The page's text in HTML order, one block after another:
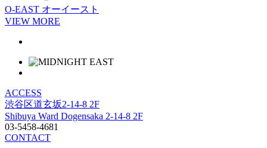
O-EAST オーイースト
VIEW MORE
ACCESS
渋谷区道玄坂2-14-8 2F
Shibuya Ward Dogensaka 2-14-8 2F
03-5458-4681
CONTACT